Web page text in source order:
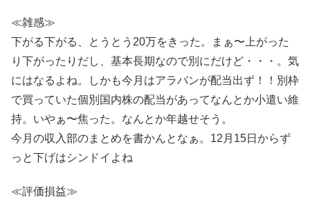
≪雑感≫
下がる下がる、とうとう20万をきった。まぁ〜上がった
り下がったりだし、基本長期なので別にだけど・・・。気
にはなるよね。しかも今月はアラバンが配当出ず！！別枠
で買っていた個別国内株の配当があってなんとか小遣い維
持。いやぁ〜焦った。なんとか年越せそう。
今月の収入部のまとめを書かんとなぁ。12月15日からず
っと下げはシンドイよね
≪評価損益≫